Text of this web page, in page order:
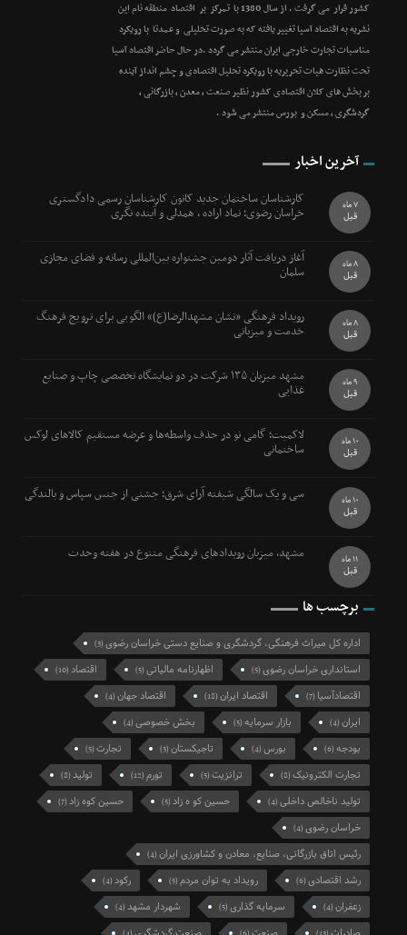
کشور قرار می گرفت . از سال 1380 با تمرکز بر اقتصاد منطقه نام این
نشریه به اقتصاد آسیا تغییر یافته که به صورت تحلیلی و عمدتا با رویکرد
مناسبات تجارت خارجی ایران منتشر می گردد .در حال حاضر اقتصاد آسیا
تحت نظارت هیات تحریریه با رویکرد تحلیل اقتصادی و چشم انداز آینده
بر بخش های کلان اقتصادی کشور نظیر صنعت ، معدن ، بازرگانی ،
گردشگری ، مسکن و بورس منتشر می شود .
آخرین اخبار
کارشناسان ساختمان جدید کانون کارشناسان رسمی دادگستری
خراسان رضوی؛ نماد اراده ، همدلی و آینده نگری 7 ماه
قبل
آغاز دریافت آثار دومین جشنواره بین‌المللی رسانه و فضای مجازی
سلمان 8 ماه
قبل
رویداد فرهنگی «نشان مشهدالرضا(ع)» الگویی برای ترویج فرهنگ
خدمت و میزبانی 8 ماه
قبل
مشهد میزبان ۱۳۵ شرکت در دو نمایشگاه تخصصی چاپ و صنایع
غذایی 9 ماه
قبل
لاکمیت؛ گامی نو در حذف واسطه‌ها و عرضه مستقیم کالاهای لوکس
ساختمانی 10 ماه
قبل
سی و یک سالگی شیفته آرای شرق؛ جشنی از جنس سپاس و بالندگی 10 ماه
قبل
مشهد، میزبان رویدادهای فرهنگی متنوع در هفته وحدت 11 ماه
قبل
برچسب ها
اداره کل میراث فرهنگی، گردشگری و صنایع دستی خراسان رضوی(3)
استانداری خراسان رضوی(5) اظهارنامه مالیاتی(5) اقتصاد(10)
اقتصادآسیا (7) اقتصاد ایران(18) اقتصاد جهان(4)
ایران(4) بازار سرمایه(5) بخش خصوصی(4)
بودجه(6) بورس(4) تاجیکستان(3) تجارت(5)
تجارت الکترونیک(8) ترانزیت(5) تورم(12) تولید(8)
تولید ناخالص داخلی(4) حسین کو ه زاد(5) حسین کوه زاد(7)
خراسان رضوی(4)
رئیس اتاق بازرگانی، صنایع، معادن و کشاورزی ایران(4)
رشد اقتصادی(6) رویداد به توان مردم(5) رکود(4)
زعفران(4) سرمایه گذاری(5) شهردار مشهد(4)